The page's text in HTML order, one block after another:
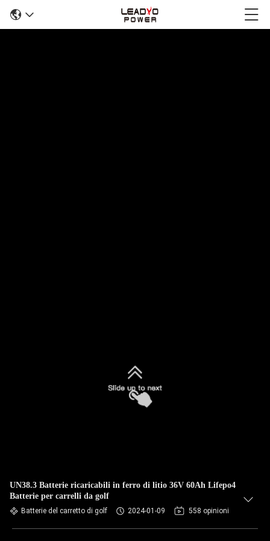
UN38.3 Batterie ricaricabili in ferro di litio 36V 60Ah Lifepo4
Batterie per carrelli da golf
Batterie del carretto di golf 2024-01-09 558 opinioni